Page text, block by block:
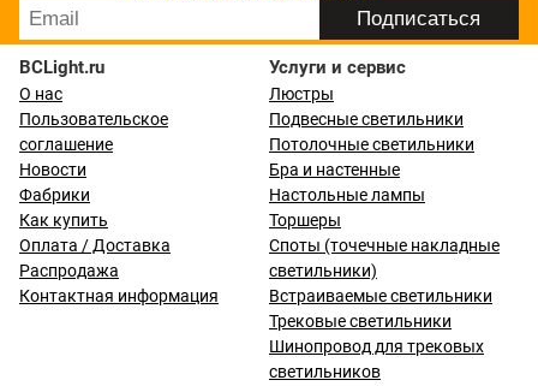
BCLight.ru
О нас
Пользовательское
соглашение
Новости
Фабрики
Как купить
Оплата / Доставка
Распродажа
Контактная информация
Услуги и сервис
Люстры
Подвесные светильники
Потолочные светильники
Бра и настенные
Настольные лампы
Торшеры
Споты (точечные накладные
светильники)
Встраиваемые светильники
Трековые светильники
Шинопровод для трековых
светильников